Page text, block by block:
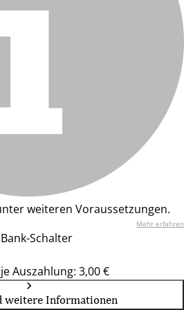
weiteren Voraussetzungen.
Mehr erfahren
Schalter
Auszahlung: 3,00 €
weitere Informationen